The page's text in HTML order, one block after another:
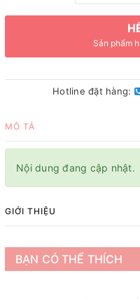
Sản phẩm
Hotline đặt hàng:
MÔ TẢ
Nội dung đang cập nhật.
GIỚI THIỆU
BẠN CÓ THỂ THÍCH